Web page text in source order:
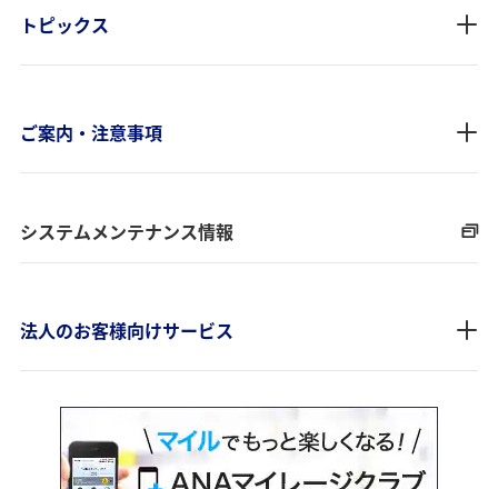
トピックス
ご案内・注意事項
システムメンテナンス情報
法人のお客様向けサービス